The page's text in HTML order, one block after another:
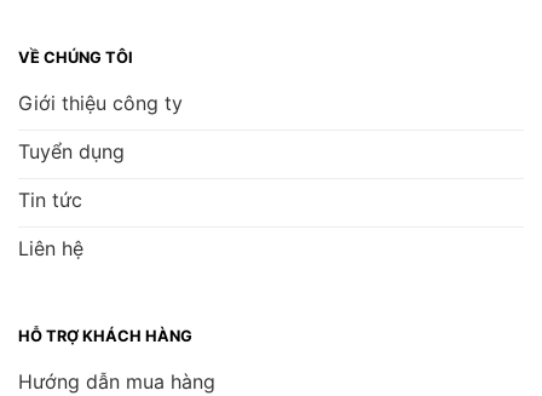
VỀ CHÚNG TÔI
Giới thiệu công ty
Tuyển dụng
Tin tức
Liên hệ
HỖ TRỢ KHÁCH HÀNG
Hướng dẫn mua hàng